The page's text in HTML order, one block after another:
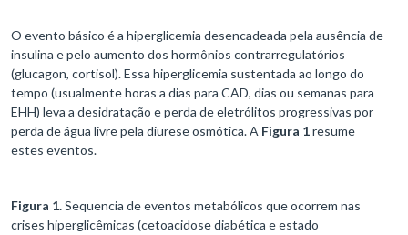
O evento básico é a hiperglicemia desencadeada pela ausência de
insulina e pelo aumento dos hormônios contrarregulatórios
(glucagon, cortisol). Essa hiperglicemia sustentada ao longo do
tempo (usualmente horas a dias para CAD, dias ou semanas para
EHH) leva a desidratação e perda de eletrólitos progressivas por
perda de água livre pela diurese osmótica. A Figura 1resume
estes eventos.
Figura 1.Sequencia de eventos metabólicos que ocorrem nas
crises hiperglicêmicas (cetoacidose diabética e estado